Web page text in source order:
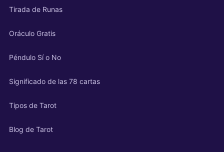
Tirada de Runas
Oráculo Gratis
Péndulo Sí o No
Significado de las 78 cartas
Tipos de Tarot
Blog de Tarot